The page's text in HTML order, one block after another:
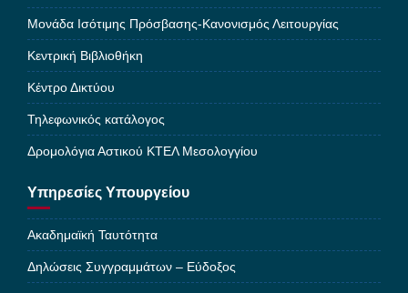
Μονάδα Ισότιμης Πρόσβασης-Κανονισμός Λειτουργίας
Κεντρική Βιβλιοθήκη
Κέντρο Δικτύου
Τηλεφωνικός κατάλογος
Δρομολόγια Αστικού ΚΤΕΛ Μεσολογγίου
Υπηρεσίες Υπουργείου
Ακαδημαϊκή Ταυτότητα
Δηλώσεις Συγγραμμάτων – Εύδοξος